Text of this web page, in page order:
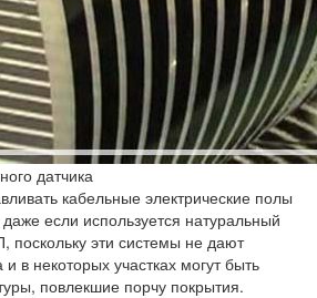
датчика
кабельные электрические полы
если используется натуральный
поскольку эти системы не дают
в некоторых участках могут быть
повлекшие порчу покрытия.